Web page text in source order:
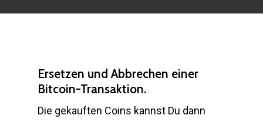
Ersetzen und Abbrechen einer
Bitcoin-Transaktion.
Die gekauften Coins kannst Du dann